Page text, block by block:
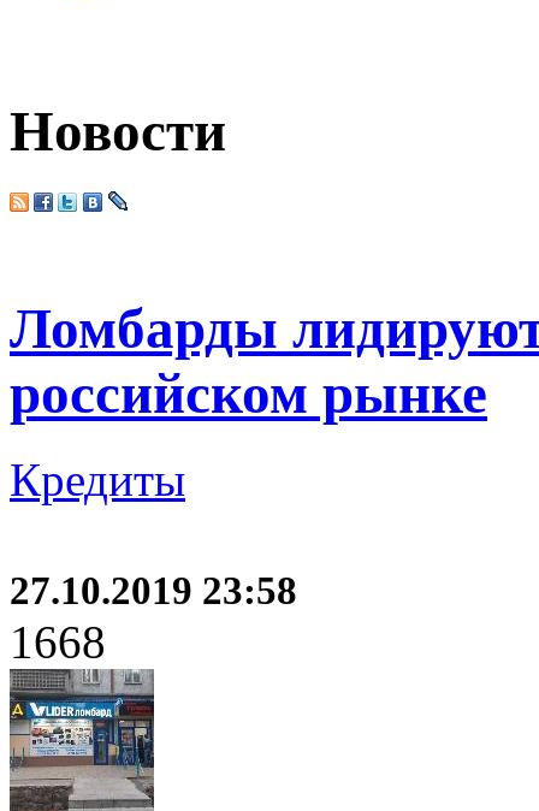
Новости
Ломбарды
российском рынке
Кредиты
27.10.2019 23:58
1668